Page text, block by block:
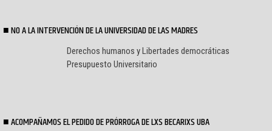
NO A LA INTERVENCIÓN DE LA UNIVERSIDAD DE LAS MADRES
Derechos humanos y Libertades democráticas
Presupuesto Universitario
ACOMPAÑAMOS EL PEDIDO DE PRÓRROGA DE LXS BECARIXS UBA